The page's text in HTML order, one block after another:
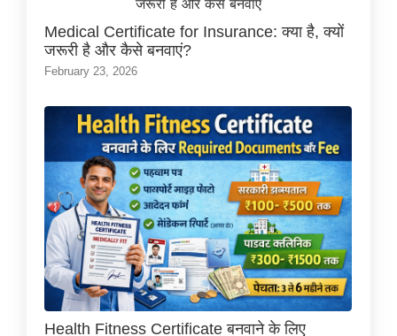
Medical Certificate for Insurance: क्या है, क्यों
जरूरी है और कैसे बनवाएं?
February 23, 2026
Health Fitness Certificate बनवाने के लिए